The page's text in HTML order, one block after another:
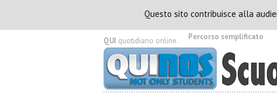
Questo sito contribuisce alla
QUI quotidiano online. Percorso semplificato